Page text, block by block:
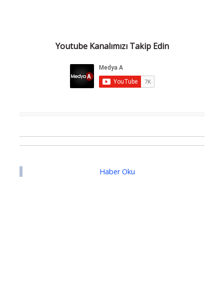
Youtube Kanalımızı Takip Edin
Haber Oku